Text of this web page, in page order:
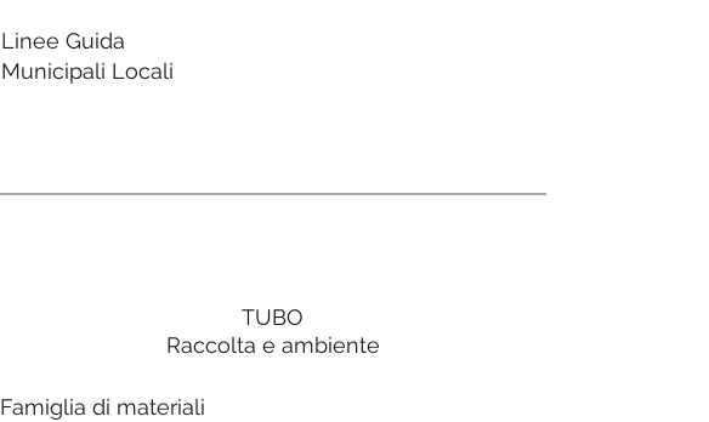
Linee Guida
Municipali Locali
TUBO
Raccolta e ambiente
Famiglia di materiali